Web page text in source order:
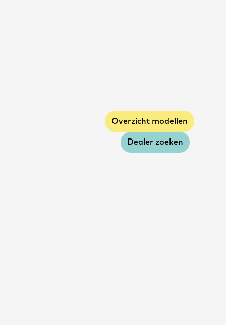
Overzicht modellen
Dealer zoeken